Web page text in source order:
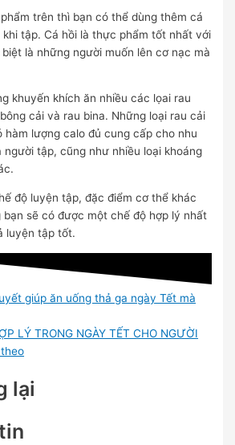
trên thì bạn có thể dùng thêm cá
khi tập. Cá hồi là thực phẩm tốt nhất với
là những người muốn lên cơ nạc mà
khuyến khích ăn nhiều các lọai rau
cải và rau bina. Những loại rau cải
hàm lượng calo đủ cung cấp cho nhu
tập, cũng như nhiều loại khoáng
độ luyện tập, đặc điểm cơ thể khác
bạn sẽ có được một chế độ hợp lý nhất
luyện tập tốt.
giúp ăn uống thả ga ngày Tết mà
LÝ TRONG NGÀY TẾT CHO NGƯỜI
lại